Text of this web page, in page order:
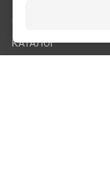
КАТАЛОГ